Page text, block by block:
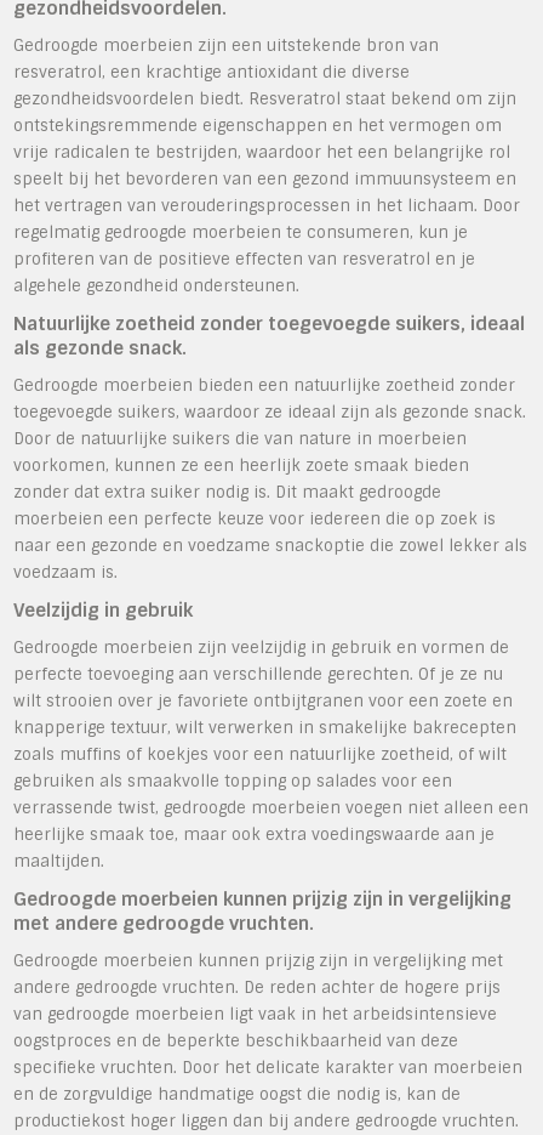
gezondheidsvoordelen.
Gedroogde moerbeien zijn een uitstekende bron van
resveratrol, een krachtige antioxidant die diverse
gezondheidsvoordelen biedt. Resveratrol staat bekend om zijn
ontstekingsremmende eigenschappen en het vermogen om
vrije radicalen te bestrijden, waardoor het een belangrijke rol
speelt bij het bevorderen van een gezond immuunsysteem en
het vertragen van verouderingsprocessen in het lichaam. Door
regelmatig gedroogde moerbeien te consumeren, kun je
profiteren van de positieve effecten van resveratrol en je
algehele gezondheid ondersteunen.
Natuurlijke zoetheid zonder toegevoegde suikers, ideaal
als gezonde snack.
Gedroogde moerbeien bieden een natuurlijke zoetheid zonder
toegevoegde suikers, waardoor ze ideaal zijn als gezonde snack.
Door de natuurlijke suikers die van nature in moerbeien
voorkomen, kunnen ze een heerlijk zoete smaak bieden
zonder dat extra suiker nodig is. Dit maakt gedroogde
moerbeien een perfecte keuze voor iedereen die op zoek is
naar een gezonde en voedzame snackoptie die zowel lekker als
voedzaam is.
Veelzijdig in gebruik
Gedroogde moerbeien zijn veelzijdig in gebruik en vormen de
perfecte toevoeging aan verschillende gerechten. Of je ze nu
wilt strooien over je favoriete ontbijtgranen voor een zoete en
knapperige textuur, wilt verwerken in smakelijke bakrecepten
zoals muffins of koekjes voor een natuurlijke zoetheid, of wilt
gebruiken als smaakvolle topping op salades voor een
verrassende twist, gedroogde moerbeien voegen niet alleen een
heerlijke smaak toe, maar ook extra voedingswaarde aan je
maaltijden.
Gedroogde moerbeien kunnen prijzig zijn in vergelijking
met andere gedroogde vruchten.
Gedroogde moerbeien kunnen prijzig zijn in vergelijking met
andere gedroogde vruchten. De reden achter de hogere prijs
van gedroogde moerbeien ligt vaak in het arbeidsintensieve
oogstproces en de beperkte beschikbaarheid van deze
specifieke vruchten. Door het delicate karakter van moerbeien
en de zorgvuldige handmatige oogst die nodig is, kan de
productiekost hoger liggen dan bij andere gedroogde vruchten.